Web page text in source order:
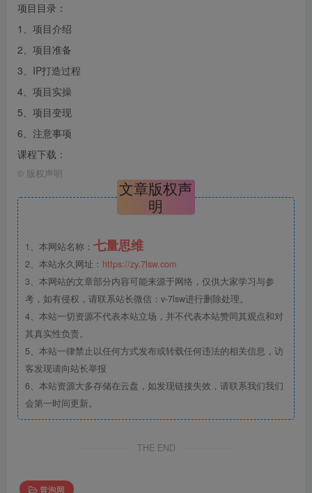
项目目录：
1、项目介绍
2、项目准备
3、IP打造过程
4、项目实操
5、项目变现
6、注意事项
课程下载：
© 版权声明
文章版权声
明
1、本网站名称： 七量思维
2、本站永久网址： https://zy.7lsw.com
3、本网站的文章部分内容可能来源于网络，仅供大家学习与参
考，如有侵权，请联系站长微信：v-7lsw进行删除处理。
4、本站一切资源不代表本站立场，并不代表本站赞同其观点和对
其真实性负责。
5、本站一律禁止以任何方式发布或转载任何违法的相关信息，访
客发现请向站长举报
6、本站资源大多存储在云盘，如发现链接失效，请联系我们我们
会第一时间更新。
THE END
冒泡网